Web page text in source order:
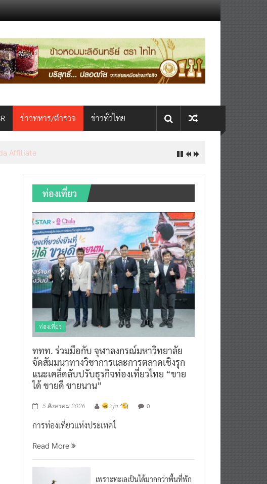
ข่าวทหาร/ตำรวจ ข่าวทั่วไทย
Affiliate
ท่องเที่ยว
ท่องเที่ยว
ททท. ร่วมมือกับ จุฬาลงกรณ์มหาวิทยาลัย
จัดสัมมนาทางวิชาการและการตลาดเชิงรุก
แนะเคล็ดลับปรับธุรกิจท่องเที่ยวไทย “ขาย
ได้ ขายดี ขายนาน”
5 สิงหาคม 2026 ^ jo ^ 0
การท่องเที่ยวแห่งประเทศไ
Read More
เพราะทะเลเป็นได้มากกว่าพื้นที่พัก